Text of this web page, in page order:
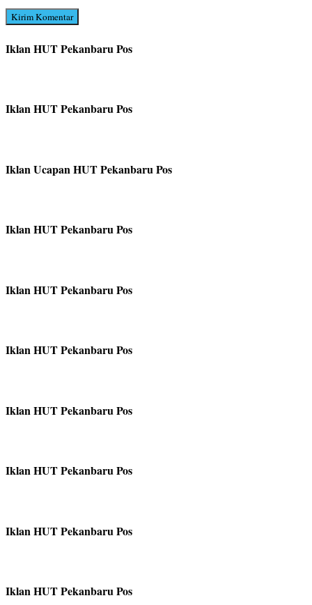
Iklan HUT Pekanbaru Pos
Iklan HUT Pekanbaru Pos
Iklan Ucapan HUT Pekanbaru Pos
Iklan HUT Pekanbaru Pos
Iklan HUT Pekanbaru Pos
Iklan HUT Pekanbaru Pos
Iklan HUT Pekanbaru Pos
Iklan HUT Pekanbaru Pos
Iklan HUT Pekanbaru Pos
Iklan HUT Pekanbaru Pos